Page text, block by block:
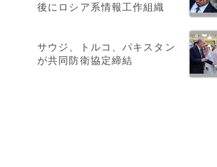
後にロシア系情報工作組織
サウジ、トルコ、パキスタン
が共同防衛協定締結